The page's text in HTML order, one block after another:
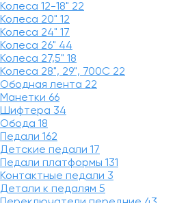
Колеса 12-18" 22
Колеса 20" 12
Колеса 24" 17
Колеса 26" 44
Колеса 27,5" 18
Колеса 28", 29", 700С 22
Ободная лента 22
Манетки 66
Шифтера 34
Обода 18
Педали 162
Детские педали 17
Педали платформы 131
Контактные педали 3
Детали к педалям 5